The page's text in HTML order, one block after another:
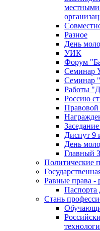
Разное
День
УИК
Форум
Семинар
Семинар
Работы
Россию
Правовой
Диспут 9
День
Главный
Политические
Равные права -
Стань